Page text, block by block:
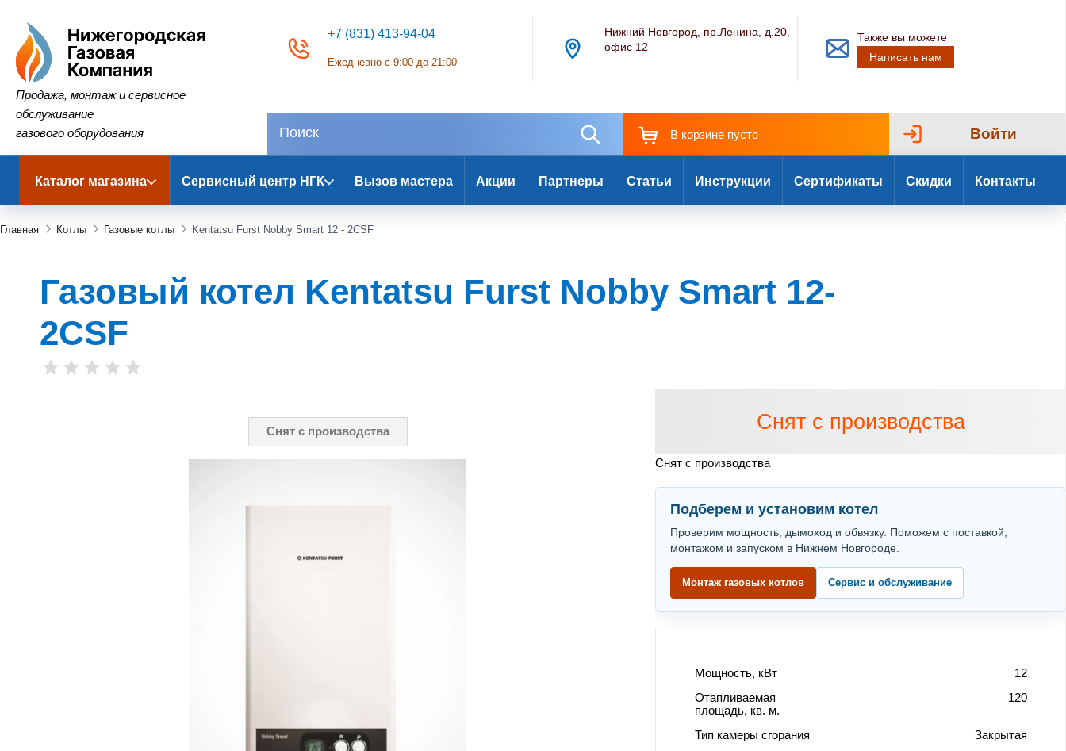
Нижегородская Газовая Компания
Продажа, монтаж и сервисное
обслуживание
газового оборудования
+7 (831) 413-94-04
Ежедневно с 9:00 до 21:00
Нижний Новгород, пр.Ленина, д.20,
офис 12
Также вы можете
Написать нам
В корзине пусто Войти
Каталог магазина Сервисный центр НГК Вызов мастера Акции Партнеры Статьи Инструкции Сертификаты Скидки Контакты
Главная Котлы Газовые котлы Kentatsu Furst Nobby Smart 12 - 2CSF
Газовый котел Kentatsu Furst Nobby Smart 12-
2CSF
Снят с производства Снят с производства
Снят с производства
Подберем и установим котел
Проверим мощность, дымоход и обвязку. Поможем с поставкой,
монтажом и запуском в Нижнем Новгороде.
Монтаж газовых котлов Сервис и обслуживание
Мощность, кВт
12
Отапливаемая
площадь, кв. м.
120
Тип камеры сгорания
Закрытая